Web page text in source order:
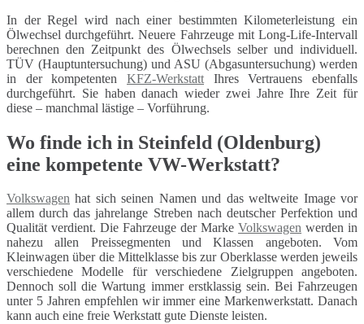
In der Regel wird nach einer bestimmten Kilometerleistung ein
Ölwechsel durchgeführt. Neuere Fahrzeuge mit Long-Life-Intervall
berechnen den Zeitpunkt des Ölwechsels selber und individuell.
TÜV (Hauptuntersuchung) und ASU (Abgasuntersuchung) werden
in der kompetenten KFZ-Werkstatt Ihres Vertrauens ebenfalls
durchgeführt. Sie haben danach wieder zwei Jahre Ihre Zeit für
diese – manchmal lästige – Vorführung.
Wo finde ich in Steinfeld (Oldenburg)
eine kompetente VW-Werkstatt?
Volkswagen hat sich seinen Namen und das weltweite Image vor
allem durch das jahrelange Streben nach deutscher Perfektion und
Qualität verdient. Die Fahrzeuge der Marke Volkswagen werden in
nahezu allen Preissegmenten und Klassen angeboten. Vom
Kleinwagen über die Mittelklasse bis zur Oberklasse werden jeweils
verschiedene Modelle für verschiedene Zielgruppen angeboten.
Dennoch soll die Wartung immer erstklassig sein. Bei Fahrzeugen
unter 5 Jahren empfehlen wir immer eine Markenwerkstatt. Danach
kann auch eine freie Werkstatt gute Dienste leisten.